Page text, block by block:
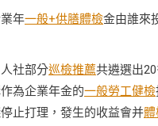
年一般+供膳體檢金由誰來
社部分巡檢推薦共遴選出
為企業年金的一般勞工健檢
止打理，發生的收益會并體